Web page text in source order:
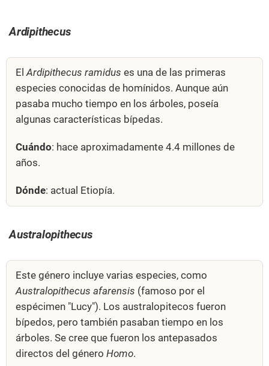
Ardipithecus
ElArdipithecus ramidus es una de las primeras
especies conocidas de homínidos. Aunque aún
pasaba mucho tiempo en los árboles, poseía
algunas características bípedas.
Cuándo: hace aproximadamente 4.4 millones de
años.
Dónde: actual Etiopía.
Australopithecus
Este género incluye varias especies, como
Australopithecus afarensis (famoso por el
espécimen "Lucy"). Los australopitecos fueron
bípedos, pero también pasaban tiempo en los
árboles. Se cree que fueron los antepasados
directos del género Homo.